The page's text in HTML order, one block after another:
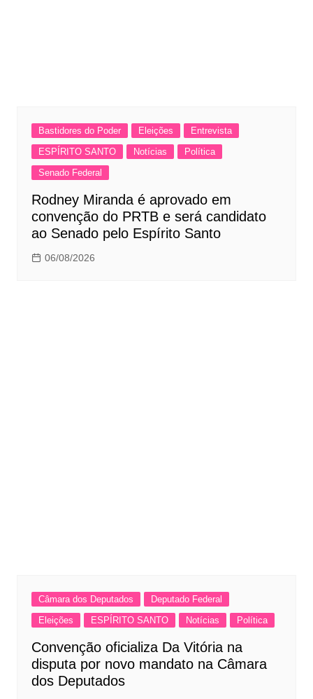
Bastidores do Poder Eleições
Entrevista
ESPÍRITO SANTO
Notícias
Política
Senado Federal
Rodney Miranda é aprovado em
convenção do PRTB e será candidato
ao Senado pelo Espírito Santo
06/08/2026
Câmara dos Deputados
Deputado Federal
Eleições
ESPÍRITO SANTO Notícias Política
Convenção oficializa Da Vitória na
disputa por novo mandato na Câmara
dos Deputados